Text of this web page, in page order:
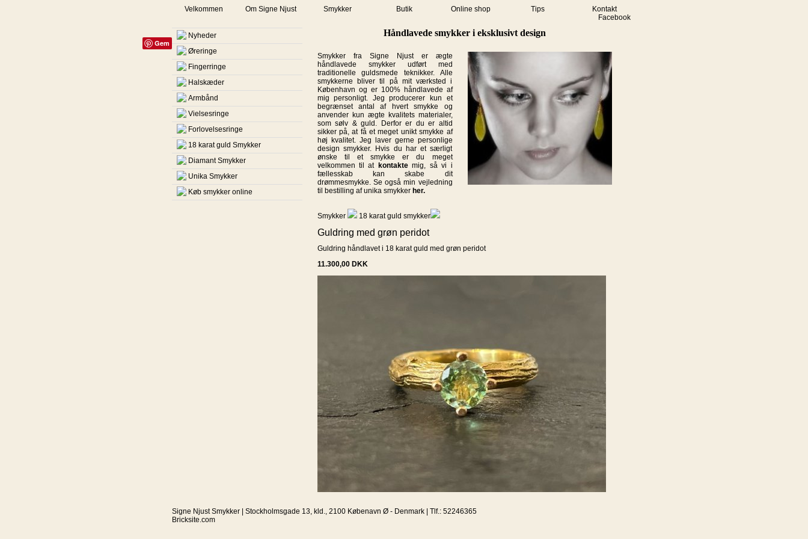
Velkommen Om Signe Njust Smykker Butik Online shop Tips
Kontakt
Facebook
Nyheder
Øreringe
Fingerringe
Halskæder
Armbånd
Vielsesringe
Forlovelsesringe
18 karat guld Smykker
Diamant Smykker
Unika Smykker
Køb smykker online
Håndlavede smykker i eksklusivt design
Smykker fra Signe Njust er ægte
håndlavede smykker udført med
traditionelle guldsmede teknikker. Alle
smykkerne bliver til på mit værksted i
København og er 100% håndlavede af
mig personligt. Jeg producerer kun et
begrænset antal af hvert smykke og
anvender kun ægte kvalitets materialer,
som sølv & guld. Derfor er du er altid
sikker på, at få et meget unikt smykke af
høj kvalitet. Jeg laver gerne personlige
design smykker. Hvis du har et særligt
ønske til et smykke er du meget
velkommen til at kontaktemig, så vi i
fællesskab kan skabe dit
drømmesmykke. Se også min vejledning
til bestilling af unika smykker her.
Gem
Smykker 18 karat guld smykker
Guldring med grøn peridot
Guldring håndlavet i 18 karat guld med grøn peridot
11.300,00DKK
Signe Njust Smykker | Stockholmsgade 13, kld., 2100 Købenavn Ø - Denmark | Tlf.: 52246365
Bricksite.com